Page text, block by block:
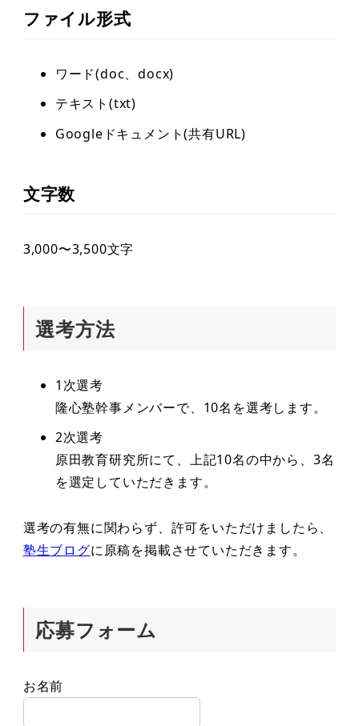
ファイル形式
ワード(doc、docx)
テキスト(txt)
Googleドキュメント(共有URL)
文字数
3,000〜3,500文字
選考方法
1次選考
隆心塾幹事メンバーで、10名を選考します。
2次選考
原田教育研究所にて、上記10名の中から、3名
を選定していただきます。
選考の有無に関わらず、許可をいただけましたら、
塾生ブログに原稿を掲載させていただきます。
応募フォーム
お名前